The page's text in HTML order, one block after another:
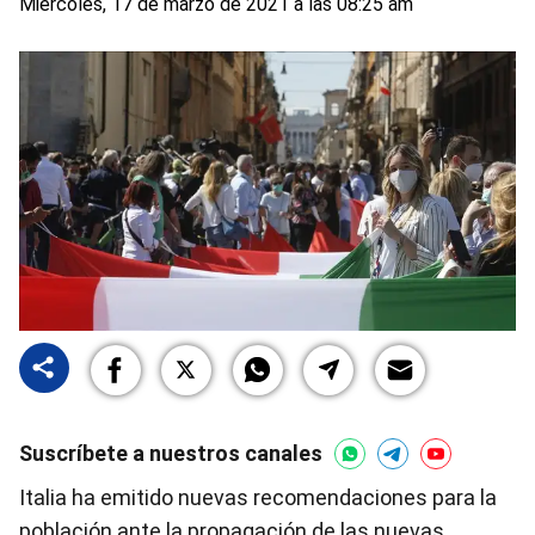
Suscríbete a nuestros canales
Italia ha emitido nuevas recomendaciones para la